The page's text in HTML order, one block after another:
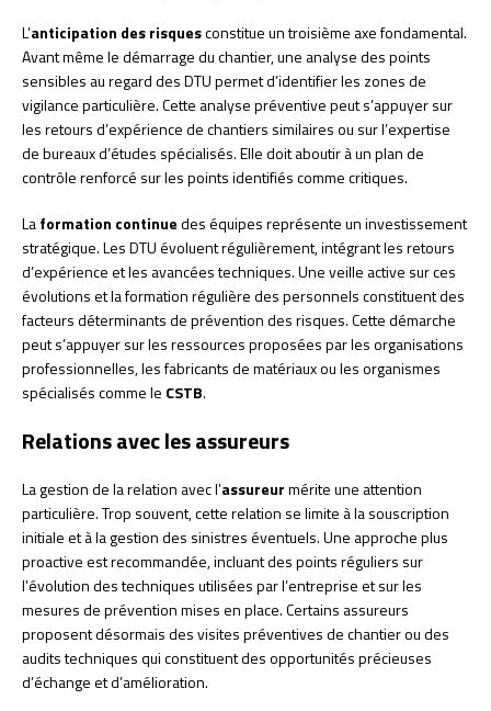
L’anticipation des risquesconstitue un troisième axe fondamental.
Avant même le démarrage du chantier, une analyse des points
sensibles au regard des DTU permet d’identifier les zones de
vigilance particulière. Cette analyse préventive peut s’appuyer sur
les retours d’expérience de chantiers similaires ou sur l’expertise
de bureaux d’études spécialisés. Elle doit aboutir à un plan de
contrôle renforcé sur les points identifiés comme critiques.
Laformation continuedes équipes représente un investissement
stratégique. Les DTU évoluent régulièrement, intégrant les retours
d’expérience et les avancées techniques. Une veille active sur ces
évolutions et la formation régulière des personnels constituent des
facteurs déterminants de prévention des risques. Cette démarche
peut s’appuyer sur les ressources proposées par les organisations
professionnelles, les fabricants de matériaux ou les organismes
spécialisés comme le CSTB.
Relations avec les assureurs
La gestion de la relation avec l’assureurmérite une attention
particulière. Trop souvent, cette relation se limite à la souscription
initiale et à la gestion des sinistres éventuels. Une approche plus
proactive est recommandée, incluant des points réguliers sur
l’évolution des techniques utilisées par l’entreprise et sur les
mesures de prévention mises en place. Certains assureurs
proposent désormais des visites préventives de chantier ou des
audits techniques qui constituent des opportunités précieuses
d’échange et d’amélioration.